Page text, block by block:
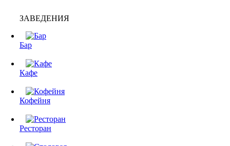
ЗАВЕДЕНИЯ
Бар
Кафе
Кофейня
Ресторан